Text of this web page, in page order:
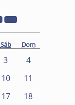
Sáb Dom
3
4
10
11
17
18